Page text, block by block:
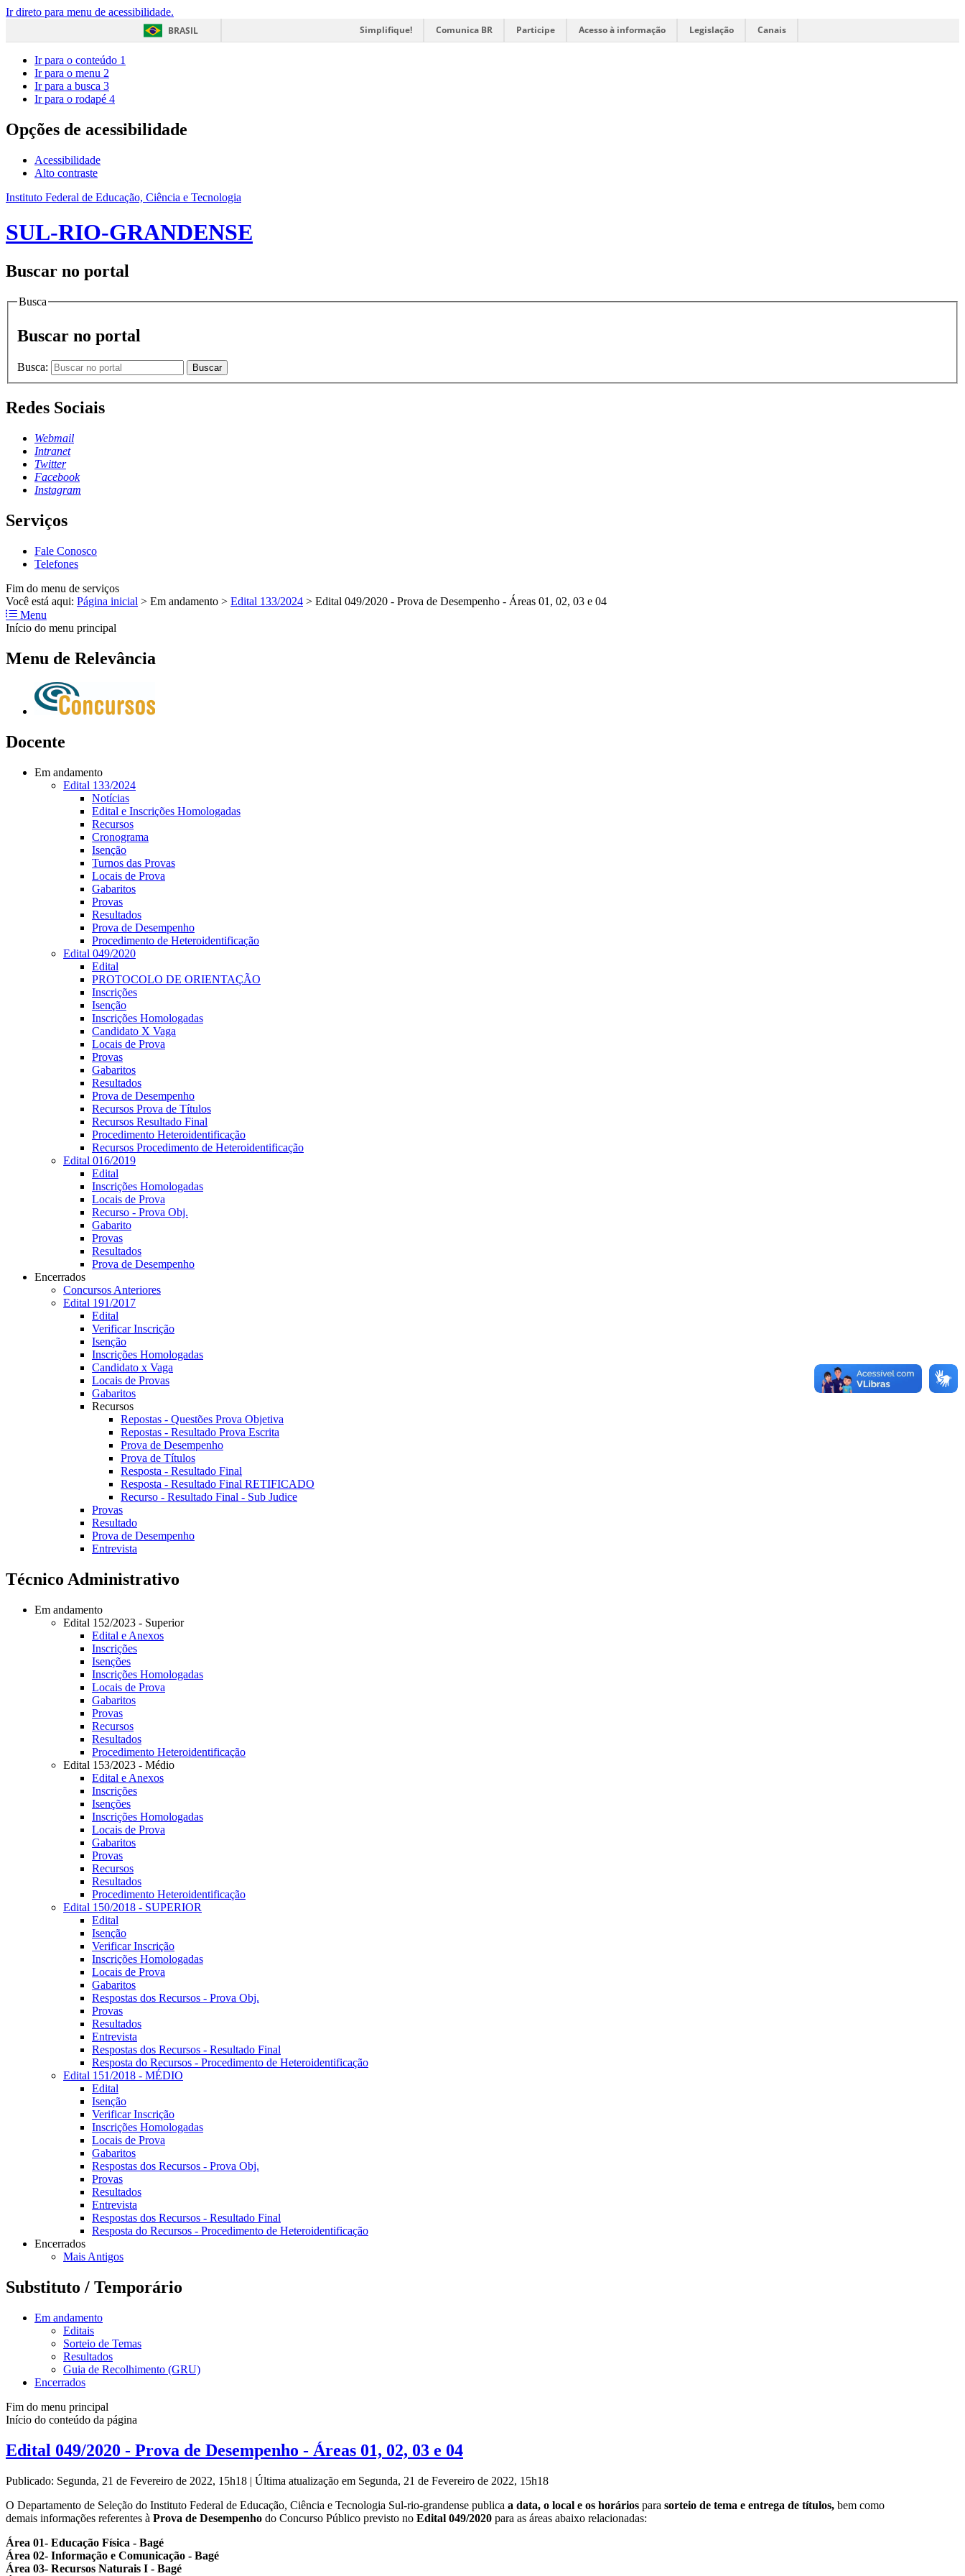
Ir direto para menu de acessibilidade.
BRASIL
Simplifique! Comunica BR Participe Acesso à informação Legislação Canais
Ir para o conteúdo 1
Ir para o menu 2
Ir para a busca 3
Ir para o rodapé 4
Opções de acessibilidade
Acessibilidade
Alto contraste
Instituto Federal de Educação, Ciência e Tecnologia
SUL-RIO-GRANDENSE
Buscar no portal
Busca
Buscar no portal
Busca: Buscar
Redes Sociais
Webmail
Intranet
Twitter
Facebook
Instagram
Serviços
Fale Conosco
Telefones
Fim do menu de serviços
Você está aqui: Página inicial > Em andamento > Edital 133/2024 > Edital 049/2020 - Prova de Desempenho - Áreas 01, 02, 03 e 04
Menu
Início do menu principal
Menu de Relevância
Docente
Em andamento
Edital 133/2024
Notícias
Edital e Inscrições Homologadas
Recursos
Cronograma
Isenção
Turnos das Provas
Locais de Prova
Gabaritos
Provas
Resultados
Prova de Desempenho
Procedimento de Heteroidentificação
Edital 049/2020
Edital
PROTOCOLO DE ORIENTAÇÃO
Inscrições
Isenção
Inscrições Homologadas
Candidato X Vaga
Locais de Prova
Provas
Gabaritos
Resultados
Prova de Desempenho
Recursos Prova de Títulos
Recursos Resultado Final
Procedimento Heteroidentificação
Recursos Procedimento de Heteroidentificação
Edital 016/2019
Edital
Inscrições Homologadas
Locais de Prova
Recurso - Prova Obj.
Gabarito
Provas
Resultados
Prova de Desempenho
Encerrados
Concursos Anteriores
Edital 191/2017
Edital
Verificar Inscrição
Isenção
Inscrições Homologadas
Candidato x Vaga
Locais de Provas
Gabaritos
Recursos
Repostas - Questões Prova Objetiva
Repostas - Resultado Prova Escrita
Prova de Desempenho
Prova de Títulos
Resposta - Resultado Final
Resposta - Resultado Final RETIFICADO
Recurso - Resultado Final - Sub Judice
Provas
Resultado
Prova de Desempenho
Entrevista
Técnico Administrativo
Em andamento
Edital 152/2023 - Superior
Edital e Anexos
Inscrições
Isenções
Inscrições Homologadas
Locais de Prova
Gabaritos
Provas
Recursos
Resultados
Procedimento Heteroidentificação
Edital 153/2023 - Médio
Edital e Anexos
Inscrições
Isenções
Inscrições Homologadas
Locais de Prova
Gabaritos
Provas
Recursos
Resultados
Procedimento Heteroidentificação
Edital 150/2018 - SUPERIOR
Edital
Isenção
Verificar Inscrição
Inscrições Homologadas
Locais de Prova
Gabaritos
Respostas dos Recursos - Prova Obj.
Provas
Resultados
Entrevista
Respostas dos Recursos - Resultado Final
Resposta do Recursos - Procedimento de Heteroidentificação
Edital 151/2018 - MÉDIO
Edital
Isenção
Verificar Inscrição
Inscrições Homologadas
Locais de Prova
Gabaritos
Respostas dos Recursos - Prova Obj.
Provas
Resultados
Entrevista
Respostas dos Recursos - Resultado Final
Resposta do Recursos - Procedimento de Heteroidentificação
Encerrados
Mais Antigos
Substituto / Temporário
Em andamento
Editais
Sorteio de Temas
Resultados
Guia de Recolhimento (GRU)
Encerrados
Fim do menu principal
Início do conteúdo da página
Edital 049/2020 - Prova de Desempenho - Áreas 01, 02, 03 e 04
Publicado: Segunda, 21 de Fevereiro de 2022, 15h18 | Última atualização em Segunda, 21 de Fevereiro de 2022, 15h18
O Departamento de Seleção do Instituto Federal de Educação, Ciência e Tecnologia Sul-rio-grandense publica a data, o local e os horários para sorteio de tema e entrega de títulos, bem como
demais informações referentes à Prova de Desempenho do Concurso Público previsto no Edital 049/2020 para as áreas abaixo relacionadas:
Área 01- Educação Física - Bagé
Área 02- Informação e Comunicação - Bagé
Área 03- Recursos Naturais I - Bagé